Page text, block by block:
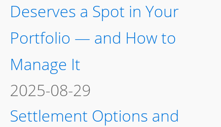
Deserves a Spot in Your
Portfolio — and How to
Manage It
2025-08-29
Settlement Options and